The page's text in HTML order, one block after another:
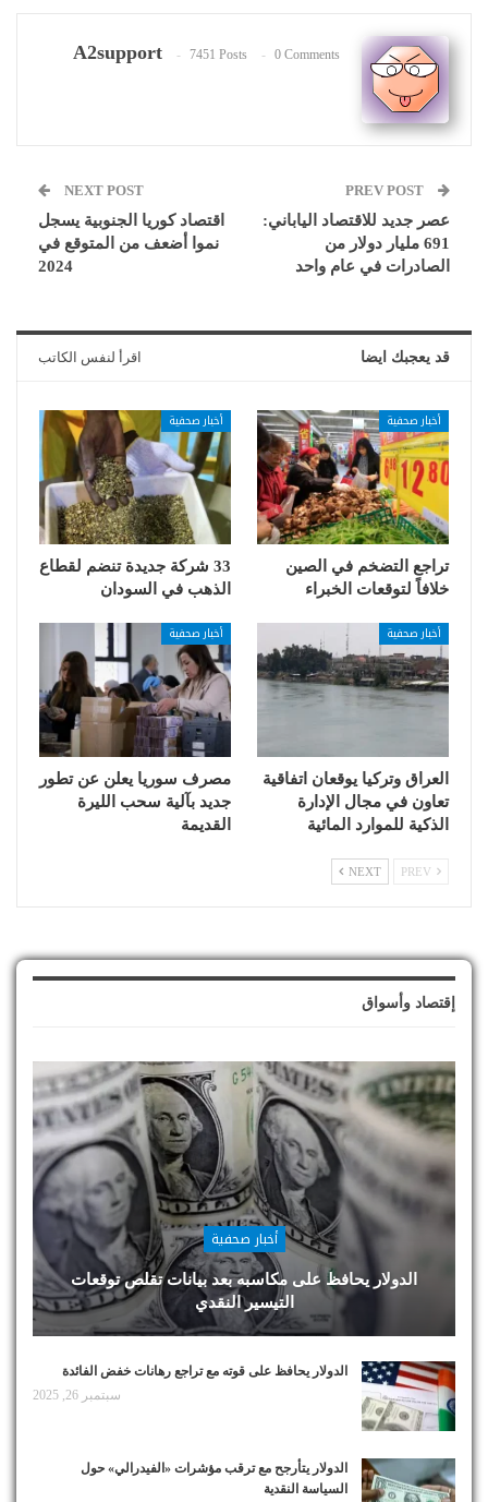
A2support 7451 Posts 0 Comments
عصر جديد للاقتصاد الياباني:
691 مليار دولار من
الصادرات في عام واحد
NEXT POST
اقتصاد كوريا الجنوبية يسجل
نموا أضعف من المتوقع في
2024
قد يعجبك ايضا اقرأ لنفس الكاتب
أخبار صحفية
تراجع التضخم في الصين
خلافاً لتوقعات الخبراء
أخبار صحفية
33 شركة جديدة تنضم لقطاع
الذهب في السودان
أخبار صحفية
العراق وتركيا يوقعان اتفاقية
تعاون في مجال الإدارة
الذكية للموارد المائية
أخبار صحفية
مصرف سوريا يعلن عن تطور
جديد بآلية سحب الليرة
القديمة
NEXT
إقتصاد وأسواق
أخبار صحفية
الدولار يحافظ على مكاسبه بعد بيانات تقلص توقعات
التيسير النقدي
الدولار يحافظ على قوته مع تراجع رهانات خفض الفائدة
سبتمبر 26, 2025
الدولار يتأرجح مع ترقب مؤشرات «الفيدرالي» حول
السياسة النقدية